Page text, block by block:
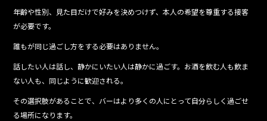
年齢や性別、見た目だけで好みを決めつけず、本人の希望を尊重する接客
が必要です。
誰もが同じ過ごし方をする必要はありません。
話したい人は話し、静かにいたい人は静かに過ごす。お酒を飲む人も飲ま
ない人も、同じように歓迎される。
その選択肢があることで、バーはより多くの人にとって自分らしく過ごせ
る場所になります。